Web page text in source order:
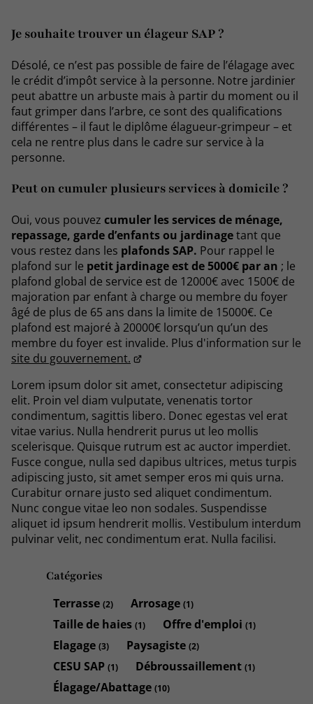
Catégories
Terrasse (2) Arrosage(1)
Taille de haies (1) Offre d'emploi(1)
Elagage (3) Paysagiste(2)
CESU SAP (1) Débroussaillement(1)
Élagage/Abattage (10)
Je souhaite trouver un élageur SAP ?
Désolé, ce n’est pas possible de faire de l’élagage avec
le crédit d’impôt service à la personne. Notre jardinier
peut abattre un arbuste mais à partir du moment ou il
faut grimper dans l’arbre, ce sont des qualifications
différentes – il faut le diplôme élagueur-grimpeur – et
cela ne rentre plus dans le cadre sur service à la
personne.
Peut on cumuler plusieurs services à domicile ?
Oui, vous pouvez cumuler les services de ménage,
repassage, garde d’enfants ou jardinagetant que
vous restez dans les plafonds SAP. Pour rappel le
plafond sur le petit jardinage est de 5000€ par an ; le
plafond global de service est de 12000€ avec 1500€ de
majoration par enfant à charge ou membre du foyer
âgé de plus de 65 ans dans la limite de 15000€. Ce
plafond est majoré à 20000€ lorsqu’un qu’un des
membre du foyer est invalide. Plus d'information sur le
site du gouvernement.
Lorem ipsum dolor sit amet, consectetur adipiscing
elit. Proin vel diam vulputate, venenatis tortor
condimentum, sagittis libero. Donec egestas vel erat
vitae varius. Nulla hendrerit purus ut leo mollis
scelerisque. Quisque rutrum est ac auctor imperdiet.
Fusce congue, nulla sed dapibus ultrices, metus turpis
adipiscing justo, sit amet semper eros mi quis urna.
Curabitur ornare justo sed aliquet condimentum.
Nunc congue vitae leo non sodales. Suspendisse
aliquet id ipsum hendrerit mollis. Vestibulum interdum
pulvinar velit, nec condimentum erat. Nulla facilisi.